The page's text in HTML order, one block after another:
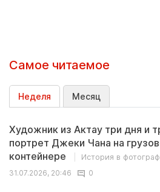
Самое читаемое
Неделя Месяц
Художник из Актау три дня и
портрет Джеки Чана на
контейнере
История в
31.07.2026, 20:46
0